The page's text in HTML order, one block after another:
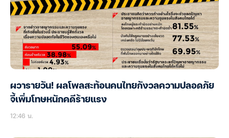
ผวารายวัน! ผลโพลสะท้อนคนไทยกังวลความปลอดภัย
จี้เพิ่มโทษหนักคดีร้ายแรง
12:46 น.